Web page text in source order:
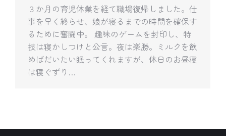
３か月の育児休業を経て職場復帰しました。仕
事を早く終らせ、娘が寝るまでの時間を確保す
るために奮闘中。 趣味のゲームを封印し、特
技は寝かしつけと公言。夜は楽勝。ミルクを飲
めばだいたい眠ってくれますが、休日のお昼寝
は寝ぐずり…